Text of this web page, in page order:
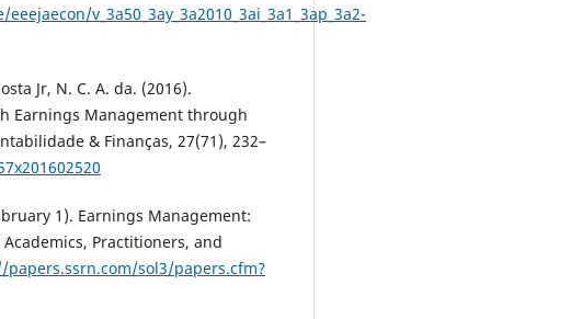
v_3a50_3ay_3a2010_3ai_3a1_3ap_3a2-
Jr, N. C. A. da. (2016).
Earnings Management through
& Finanças, 27(71), 232–
1). Earnings Management:
Practitioners, and
papers.ssrn.com/sol3/papers.cfm?